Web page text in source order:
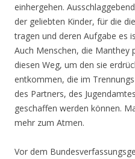
einhergehen.
der geliebten Kinder, für die
tragen und deren Aufgabe es
Auch Menschen, die Manthey
diesen Weg, um den sie
entkommen, die im
des Partners, des
geschaffen werden können.
mehr zum Atmen.
Vor dem